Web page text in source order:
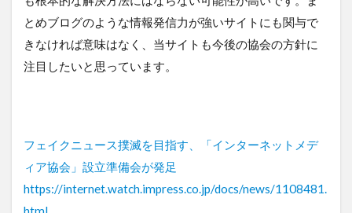
とめブログのような情報発信力が強いサイトにも関与で
きなければ意味はなく、当サイトも今後の協会の方針に
注目したいと思っています。
フェイクニュース撲滅を目指す、「インターネットメデ
ィア協会」設立準備会が発足
https://internet.watch.impress.co.jp/docs/news/1108481.